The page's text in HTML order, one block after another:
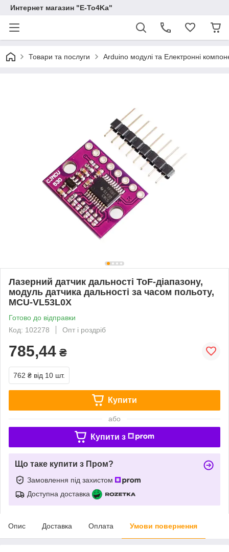
Интернет магазин "E-To4Ka"
Товари та послуги Arduino модулі та Електронні
Лазерний датчик дальності ToF-діапазону,
модуль датчика дальності за часом польоту,
MCU-VL53L0X
Готово до відправки
Код: 102278
Опт і роздріб
785,44 ₴
762 ₴ від 10 шт.
Купити
або
Купити з
Що таке купити з Пром?
Замовлення під захистом
Доступна доставка
Опис Доставка Оплата Умови повернення